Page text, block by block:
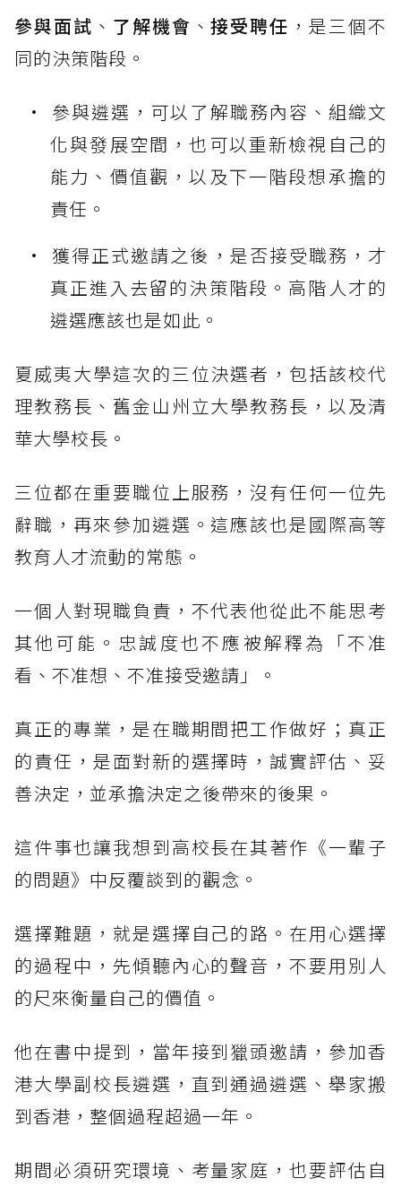
參與面試 、 了解機會 、接受聘任 ，是三個不
同的決策階段。
參與遴選，可以了解職務內容、組織文
化與發展空間，也可以重新檢視自己的
能力、價值觀，以及下一階段想承擔的
責任。
獲得正式邀請之後，是否接受職務，才
真正進入去留的決策階段。高階人才的
遴選應該也是如此。
夏威夷大學這次的三位決選者，包括該校代
理教務長、舊金山州立大學教務長，以及清
華大學校長。
三位都在重要職位上服務，沒有任何一位先
辭職，再來參加遴選。這應該也是國際高等
教育人才流動的常態。
一個人對現職負責，不代表他從此不能思考
其他可能。忠誠度也不應被解釋為「不准
看、不准想、不准接受邀請」。
真正的專業，是在職期間把工作做好；真正
的責任，是面對新的選擇時，誠實評估、妥
善決定，並承擔決定之後帶來的後果。
這件事也讓我想到高校長在其著作《一輩子
的問題》中反覆談到的觀念。
選擇難題，就是選擇自己的路。在用心選擇
的過程中，先傾聽內心的聲音，不要用別人
的尺來衡量自己的價值。
他在書中提到，當年接到獵頭邀請，參加香
港大學副校長遴選，直到通過遴選、舉家搬
到香港，整個過程超過一年。
期間必須研究環境、考量家庭，也要評估自